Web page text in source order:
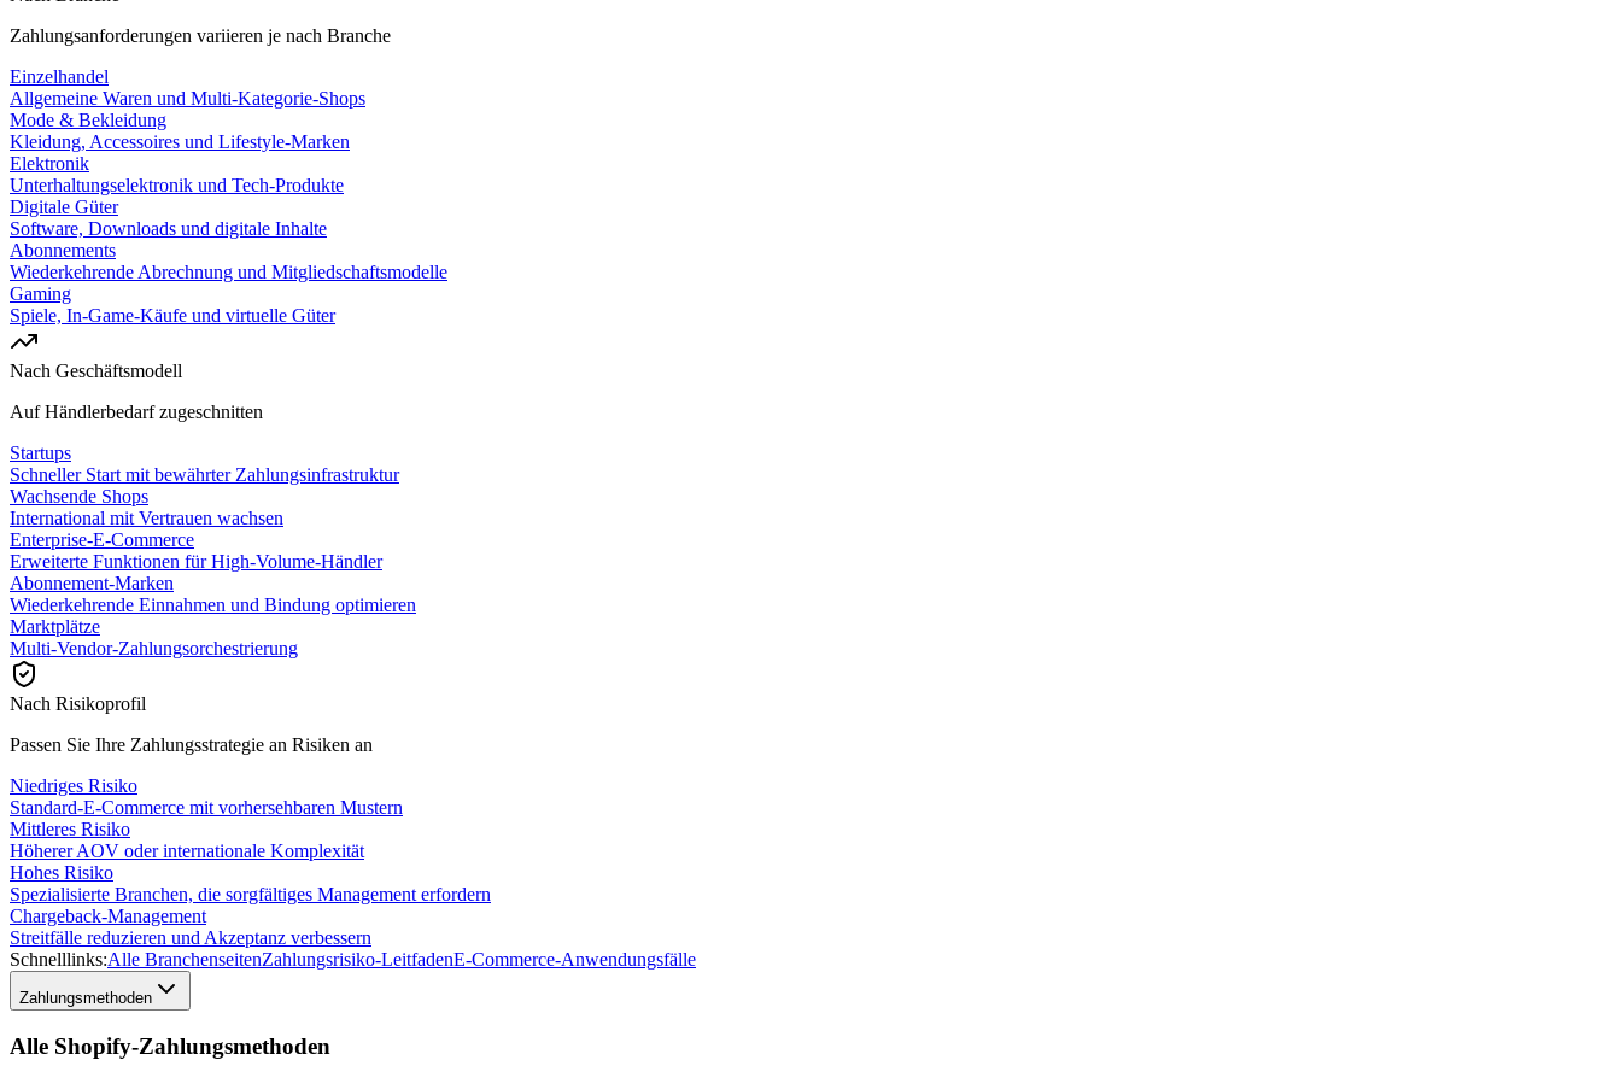
Zahlungsanforderungen variieren je nach Branche
Einzelhandel
Allgemeine Waren und Multi-Kategorie-Shops
Mode & Bekleidung
Kleidung, Accessoires und Lifestyle-Marken
Elektronik
Unterhaltungselektronik und Tech-Produkte
Digitale Güter
Software, Downloads und digitale Inhalte
Abonnements
Wiederkehrende Abrechnung und Mitgliedschaftsmodelle
Gaming
Spiele, In-Game-Käufe und virtuelle Güter
Nach Geschäftsmodell
Auf Händlerbedarf zugeschnitten
Startups
Schneller Start mit bewährter Zahlungsinfrastruktur
Wachsende Shops
International mit Vertrauen wachsen
Enterprise-E-Commerce
Erweiterte Funktionen für High-Volume-Händler
Abonnement-Marken
Wiederkehrende Einnahmen und Bindung optimieren
Marktplätze
Multi-Vendor-Zahlungsorchestrierung
Nach Risikoprofil
Passen Sie Ihre Zahlungsstrategie an Risiken an
Niedriges Risiko
Standard-E-Commerce mit vorhersehbaren Mustern
Mittleres Risiko
Höherer AOV oder internationale Komplexität
Hohes Risiko
Spezialisierte Branchen, die sorgfältiges Management erfordern
Chargeback-Management
Streitfälle reduzieren und Akzeptanz verbessern
Schnelllinks:Alle BranchenseitenZahlungsrisiko-LeitfadenE-Commerce-Anwendungsfälle
Zahlungsmethoden
Alle Shopify-Zahlungsmethoden